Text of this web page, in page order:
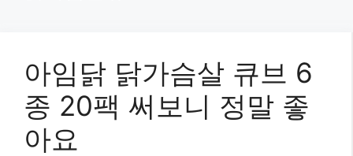
아임닭 닭가슴살 큐브 6
종 20팩 써보니 정말 좋
아요